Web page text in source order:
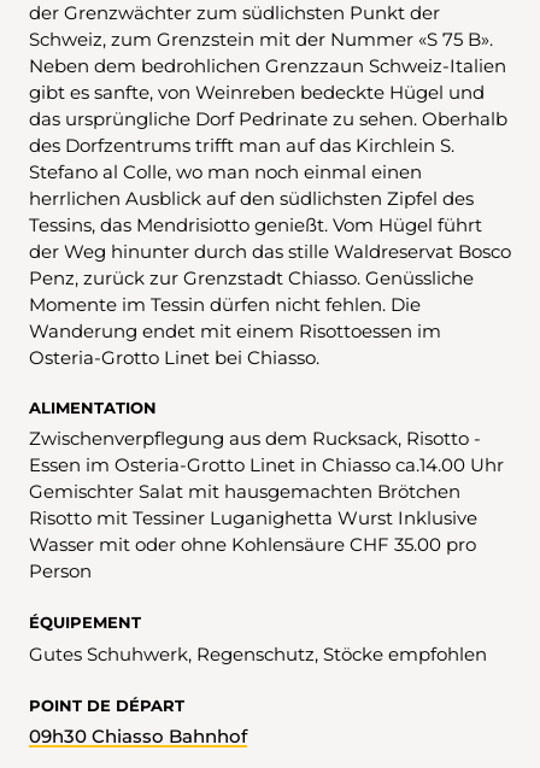
der Grenzwächter zum südlichsten Punkt der
Schweiz, zum Grenzstein mit der Nummer «S 75 B».
Neben dem bedrohlichen Grenzzaun Schweiz-Italien
gibt es sanfte, von Weinreben bedeckte Hügel und
das ursprüngliche Dorf Pedrinate zu sehen. Oberhalb
des Dorfzentrums trifft man auf das Kirchlein S.
Stefano al Colle, wo man noch einmal einen
herrlichen Ausblick auf den südlichsten Zipfel des
Tessins, das Mendrisiotto genießt. Vom Hügel führt
der Weg hinunter durch das stille Waldreservat Bosco
Penz, zurück zur Grenzstadt Chiasso. Genüssliche
Momente im Tessin dürfen nicht fehlen. Die
Wanderung endet mit einem Risottoessen im
Osteria-Grotto Linet bei Chiasso.
ALIMENTATION
Zwischenverpflegung aus dem Rucksack, Risotto -
Essen im Osteria-Grotto Linet in Chiasso ca.14.00 Uhr
Gemischter Salat mit hausgemachten Brötchen
Risotto mit Tessiner Luganighetta Wurst Inklusive
Wasser mit oder ohne Kohlensäure CHF 35.00 pro
Person
ÉQUIPEMENT
Gutes Schuhwerk, Regenschutz, Stöcke empfohlen
POINT DE DÉPART
09h30 Chiasso Bahnhof